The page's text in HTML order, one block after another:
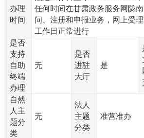
办理
时间
任何时间在甘肃政务服务网陇
问、注册和申报业务，网上受
工作日正常进行
是否
支持
自助
终端
办理
无
是否
进驻
大厅
是
自然
人主
题分
类
无
法人
主题
分类
准营准办